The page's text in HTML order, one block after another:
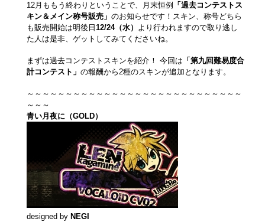
12月ももう終わりということで、月末恒例
「過去コンテストス
キン＆メイン称号販売」 のお知らせです！スキン、称号どちら
も販売開始は明後日 12/24（水） より行われますので取り逃し
た人は是非、ゲットしてみてくださいね。
まずは過去コンテストスキンを紹介！ 今回は 「第九回難易度合
計コンテスト」 の報酬から2種のスキンが追加となります。
～～～～～～～～～～～～～～～～～～～～～～～～～～～～
～～～
青い月夜に（GOLD）
designed by NEGI